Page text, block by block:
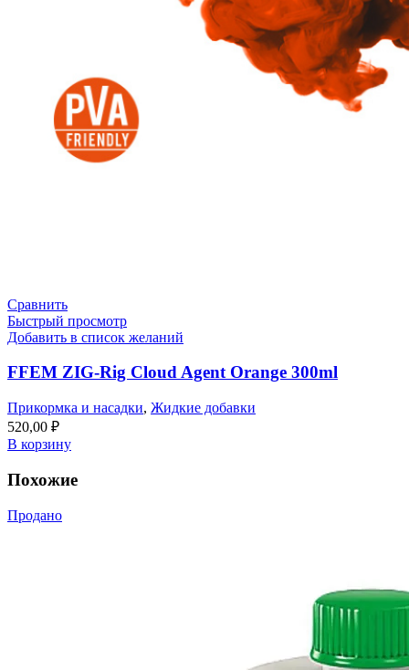
Сравнить
Быстрый просмотр
Добавить в список желаний
FFEM ZIG-Rig Cloud Agent Orange 300ml
Прикормка и насадки, Жидкие добавки
520,00 ₽
В корзину
Похожие
Продано